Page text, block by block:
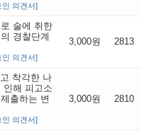
인 의견서]
술에 취한
경찰단계
인 의견서]
3,000원 2813
착각한 나
인해 피고소
출하는 변
인 의견서]
3,000원 2810